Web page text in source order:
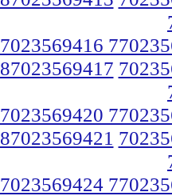
7023569416
87023569417
7023569420
87023569421
7023569424